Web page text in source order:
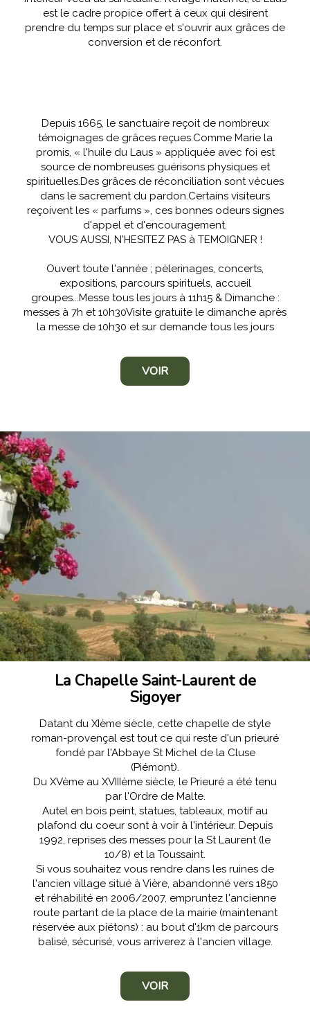
est le cadre propice offert à ceux qui désirent
prendre du temps sur place et s'ouvrir aux grâces de
conversion et de réconfort.
Depuis 1665, le sanctuaire reçoit de nombreux
témoignages de grâces reçues.Comme Marie la
promis, « l'huile du Laus » appliquée avec foi est
source de nombreuses guérisons physiques et
spirituelles.Des grâces de réconciliation sont vécues
dans le sacrement du pardon.Certains visiteurs
reçoivent les « parfums », ces bonnes odeurs signes
d'appel et d'encouragement.
VOUS AUSSI, N'HESITEZ PAS à TEMOIGNER !
Ouvert toute l'année ; pèlerinages, concerts,
expositions, parcours spirituels, accueil
groupes...Messe tous les jours à 11h15 & Dimanche :
messes à 7h et 10h30Visite gratuite le dimanche après
la messe de 10h30 et sur demande tous les jours
VOIR
La Chapelle Saint-Laurent de
Sigoyer
Datant du XIème siècle, cette chapelle de style
roman-provençal est tout ce qui reste d'un prieuré
fondé par l'Abbaye St Michel de la Cluse
(Piémont).
Du XVème au XVIIIème siècle, le Prieuré a été tenu
par l'Ordre de Malte.
Autel en bois peint, statues, tableaux, motif au
plafond du coeur sont à voir à l'intérieur. Depuis
1992, reprises des messes pour la St Laurent (le
10/8) et la Toussaint.
Si vous souhaitez vous rendre dans les ruines de
l'ancien village situé à Vière, abandonné vers 1850
et réhabilité en 2006/2007, empruntez l'ancienne
route partant de la place de la mairie (maintenant
réservée aux piétons) : au bout d'1km de parcours
balisé, sécurisé, vous arriverez à l'ancien village.
VOIR